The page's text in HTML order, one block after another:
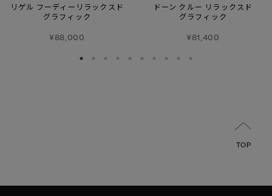
リゲル フーディーリラックスド
グラフィック
¥88,000
ドーン クルー リラックスド
グラフィック
¥81,400
TOP